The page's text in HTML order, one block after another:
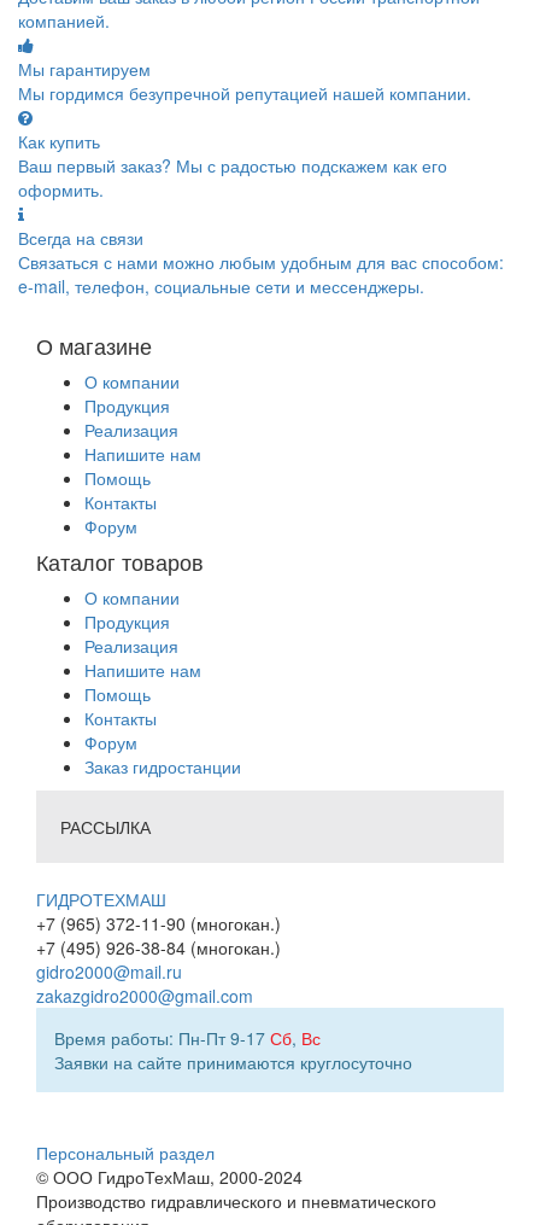
компанией.
Мы гарантируем
Мы гордимся безупречной репутацией нашей компании.
Как купить
Ваш первый заказ? Мы с радостью подскажем как его
оформить.
Всегда на связи
Связаться с нами можно любым удобным для вас способом:
e-mail, телефон, социальные сети и мессенджеры.
О магазине
О компании
Продукция
Реализация
Напишите нам
Помощь
Контакты
Форум
Каталог товаров
О компании
Продукция
Реализация
Напишите нам
Помощь
Контакты
Форум
Заказ гидростанции
РАССЫЛКА
ГИДРОТЕХМАШ
+7 (965) 372-11-90 (многокан.)
+7 (495) 926-38-84 (многокан.)
gidro2000@mail.ru
zakazgidro2000@gmail.com
Время работы: Пн-Пт 9-17 Сб, Вс
Заявки на сайте принимаются круглосуточно
Персональный раздел
© ООО ГидроТехМаш, 2000-2024
Производство гидравлического и пневматического